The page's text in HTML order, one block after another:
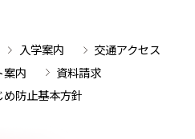
入学案内
交通アクセス
案内
資料請求
め防止基本方針